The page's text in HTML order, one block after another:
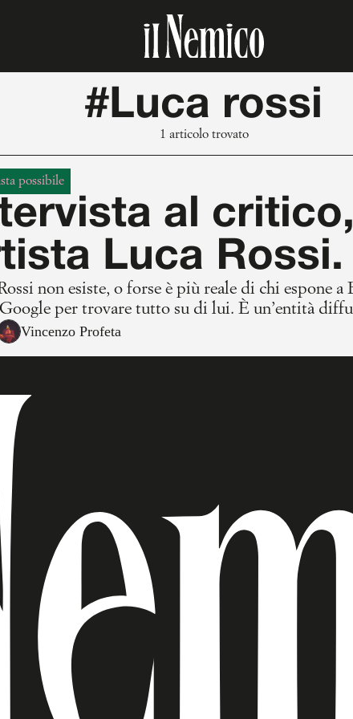
#Luca rossi
1 articolo trovato
possibile
al
Luca Rossi.
non esiste, o forse è più reale di chi espone
per trovare tutto su di lui. È un’entità
e il profeta, la poesia visiva ed il critico
Vincenzo Profeta